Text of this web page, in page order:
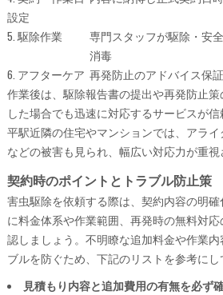
設定
5. 駆除作業
専門スタッフが駆除・
消毒
安
6. アフターケア 再発防止のアドバイス保
作業後は、駆除報告書の提出や再発防止
した場合でも迅速に対応するサービスが
平駅近隣の住宅やマンションでは、アラ
などの被害も見られ、幅広い対応力が重視
契約時のポイントとトラブル防止策
害虫駆除を依頼する際は、契約内容の明
に料金体系や作業範囲、再発時の無料対
認しましょう。不明瞭な追加料金や作業
ブルを防ぐため、下記のリストを参考にし
見積もり内容と追加費用の有無を必ず